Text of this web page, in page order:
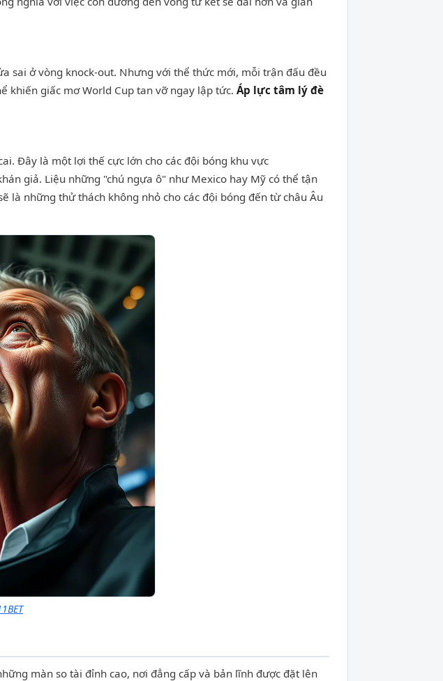
sai ở vòng knock-out. Nhưng với thể thức mới, mỗi trận đấu đều
khiến giấc mơ World Cup tan vỡ ngay lập tức. Áp lực tâm lý đè
Đây là một lợi thế cực lớn cho các đội bóng khu vực
giả. Liệu những "chú ngựa ô" như Mexico hay Mỹ có thể tận
là những thử thách không nhỏ cho các đội bóng đến từ châu Âu
màn so tài đỉnh cao, nơi đẳng cấp và bản lĩnh được đặt lên